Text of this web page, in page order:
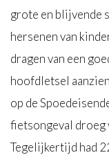
grote en blijvende
hersenen van
dragen van een
hoofdletsel
op de
fietsongeval droeg
Tegelijkertijd had